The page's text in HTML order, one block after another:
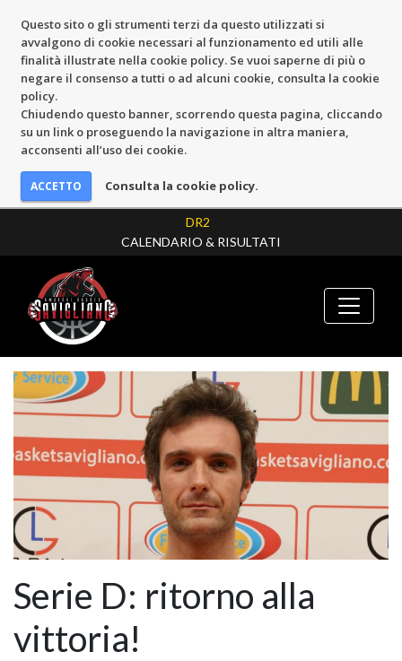
Questo sito o gli strumenti terzi da questo utilizzati si
avvalgono di cookie necessari al funzionamento ed utili alle
finalità illustrate nella cookie policy. Se vuoi saperne di più o
negare il consenso a tutti o ad alcuni cookie, consulta la cookie
policy.
Chiudendo questo banner, scorrendo questa pagina, cliccando
su un link o proseguendo la navigazione in altra maniera,
acconsenti all’uso dei cookie.
Consulta la cookie policy.
DR2
CALENDARIO & RISULTATI
Serie D: ritorno alla
vittoria!